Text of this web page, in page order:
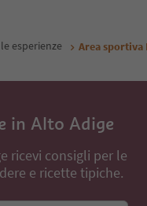
esperienze Area sportiva
in Alto Adige
ricevi consigli per le
e ricette tipiche.